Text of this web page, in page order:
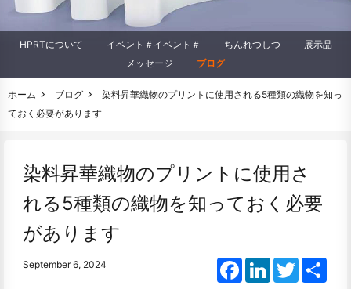
HPRTについて イベント＃イベント＃ ちんれつしつ
展示品
メッセージ
ブログ
ホーム ブログ
染料昇華織物のプリントに使用される5種類の織物を知っ
ておく必要があります
染料昇華織物のプリントに使用さ
れる5種類の織物を知っておく必要
があります
September 6, 2024 FacebookLinkedInTwitter